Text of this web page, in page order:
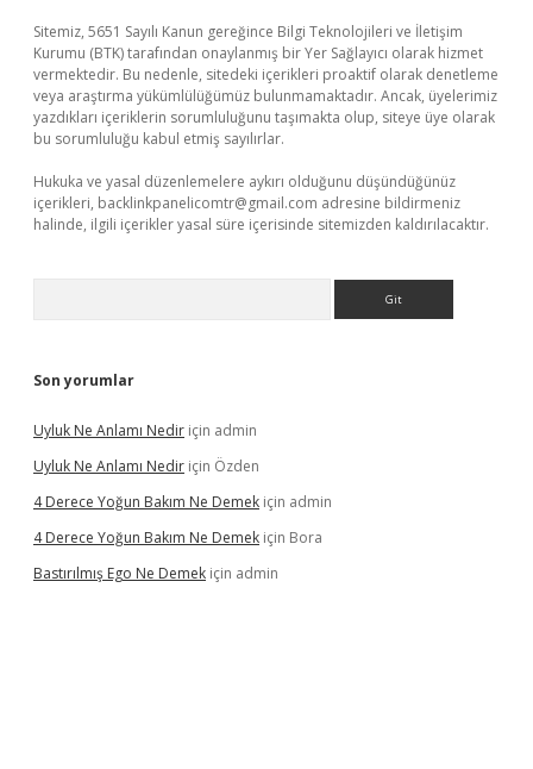
Sitemiz, 5651 Sayılı Kanun gereğince Bilgi Teknolojileri ve İletişim
Kurumu (BTK) tarafından onaylanmış bir Yer Sağlayıcı olarak hizmet
vermektedir. Bu nedenle, sitedeki içerikleri proaktif olarak denetleme
veya araştırma yükümlülüğümüz bulunmamaktadır. Ancak, üyelerimiz
yazdıkları içeriklerin sorumluluğunu taşımakta olup, siteye üye olarak
bu sorumluluğu kabul etmiş sayılırlar.
Hukuka ve yasal düzenlemelere aykırı olduğunu düşündüğünüz
içerikleri, backlinkpanelicomtr@gmail.com adresine bildirmeniz
halinde, ilgili içerikler yasal süre içerisinde sitemizden kaldırılacaktır.
Son yorumlar
Uyluk Ne Anlamı Nedir için admin
Uyluk Ne Anlamı Nedir için Özden
4 Derece Yoğun Bakım Ne Demek için admin
4 Derece Yoğun Bakım Ne Demek için Bora
Bastırılmış Ego Ne Demek için admin